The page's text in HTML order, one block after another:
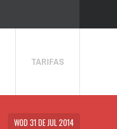
TARIFAS
WOD 31 DE JUL 2014